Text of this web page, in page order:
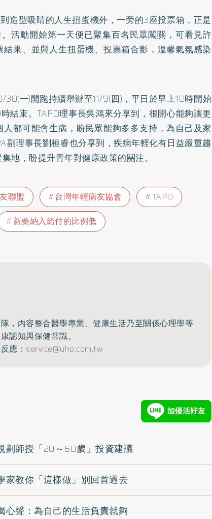
造型吸睛的人生扭蛋機外，一旁的3座投票箱，正是
活動開始第一天便已聚集百名民眾闖關，可看見許
果、並與人生扭蛋機、投票箱合影，溫馨氣氛感染
30(一)開跑持續舉辦至11/9(四)，平日於早上10時開始
結束。TAPO理事長吳鴻來分享到，很開心能夠讓更
都可能會生病，盼民眾能夠多多支持，為自己及家
副理事長劉桓睿也分享到，疾病年輕化有日益嚴重趨
地，盼提升青年對健康政策的關注。
聯盟 台灣年輕病友協會
TAPO
新藥納入給付的比例低
，內容整合醫學專業、健康生活乃至關係心理學等
認知與保健常識。
應： service@uho.com.tw
劃師授「20～60歲」投資建議
家教你「這樣做」別回首過去
心聲：為自己的生活負責就夠